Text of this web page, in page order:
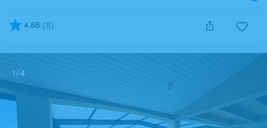
4.88 (8)
1/4